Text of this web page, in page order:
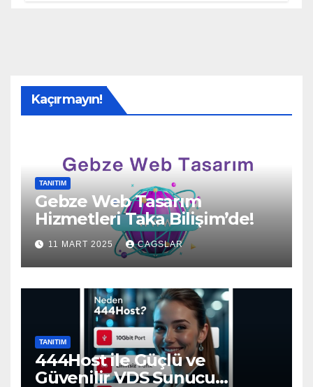
Kaçırmayın!
TANITIM
Gebze Web Tasarım
Hizmetleri Taka Bilişim’de!
11 MART 2025 CAGSLAR
TANITIM
444Host ile Güçlü ve
Güvenilir VDS Sunucu